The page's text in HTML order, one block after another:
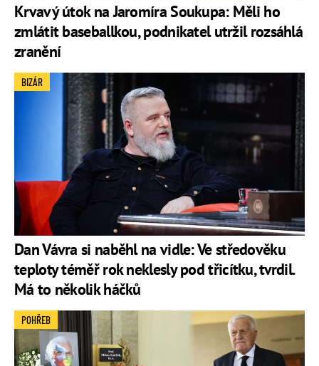
Krvavý útok na Jaromíra Soukupa: Měli ho
zmlátit baseballkou, podnikatel utržil rozsáhlá
zranění
Dan Vávra si naběhl na vidle: Ve středověku
teploty téměř rok neklesly pod třicítku, tvrdil.
Má to několik háčků
BIZÁR
POHŘEB